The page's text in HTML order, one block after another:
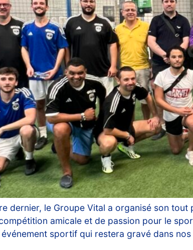
dernier, le Groupe Vital a organisé son
amicale et de passion pour le
sportif qui restera gravé dans